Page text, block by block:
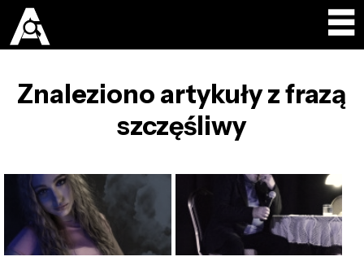
Znaleziono artykuły z frazą
szczęśliwy